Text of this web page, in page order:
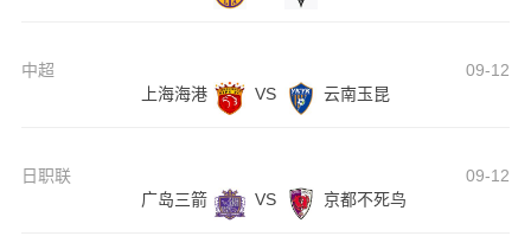
中超
09-12
上海海港
VS 云南玉昆
日职联
09-12
广岛三箭
VS 京都不死鸟